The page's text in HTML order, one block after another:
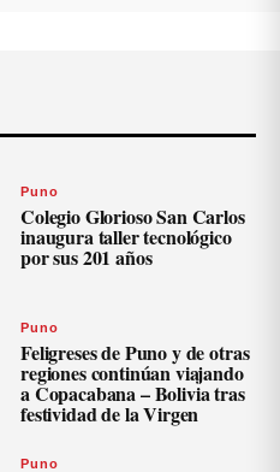
Puno
Colegio Glorioso San Carlos
inaugura taller tecnológico
por sus 201 años
Puno
Feligreses de Puno y de otras
regiones continúan viajando
a Copacabana – Bolivia tras
festividad de la Virgen
Puno